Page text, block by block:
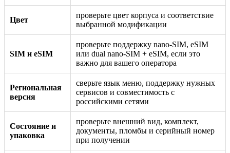
Цвет
проверьте цвет корпуса и соответствие
выбранной модификации
SIM и eSIM
проверьте поддержку nano-SIM, eSIM
или dual nano-SIM + eSIM, если это
важно для вашего оператора
Региональная
версия
сверьте язык меню, поддержку нужных
сервисов и совместимость с
российскими сетями
Состояние и
упаковка
проверьте внешний вид, комплект,
документы, пломбы и серийный номер
при получении